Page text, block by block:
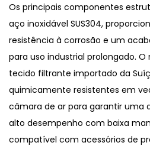
Os principais componentes
aço inoxidável SUS304,
resistência à corrosão e um
para uso industrial prolongado.
tecido filtrante importado da
quimicamente resistentes em
câmara de ar para garantir uma
alto desempenho com baixa
compatível com acessórios de